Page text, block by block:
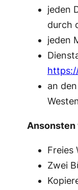
jeden
durch
jeden
an
Ansonsten
Freies
Zwei